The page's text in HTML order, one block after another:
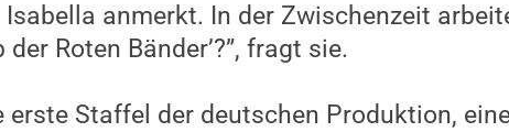
anmerkt. In der Zwischenzeit
Roten Bänder’?”, fragt sie.
erste Staffel der deutschen Produktion,